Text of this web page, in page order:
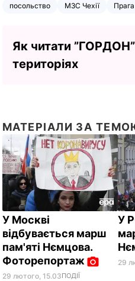
посольство МЗС Чехії Прага
Як читати
територіях
МАТЕРІАЛИ ЗА
У Москві
відбувається марш
пам'яті Нємцова.
Фоторепортаж
29 лютого, 15.03ПОДІЇ
У
29